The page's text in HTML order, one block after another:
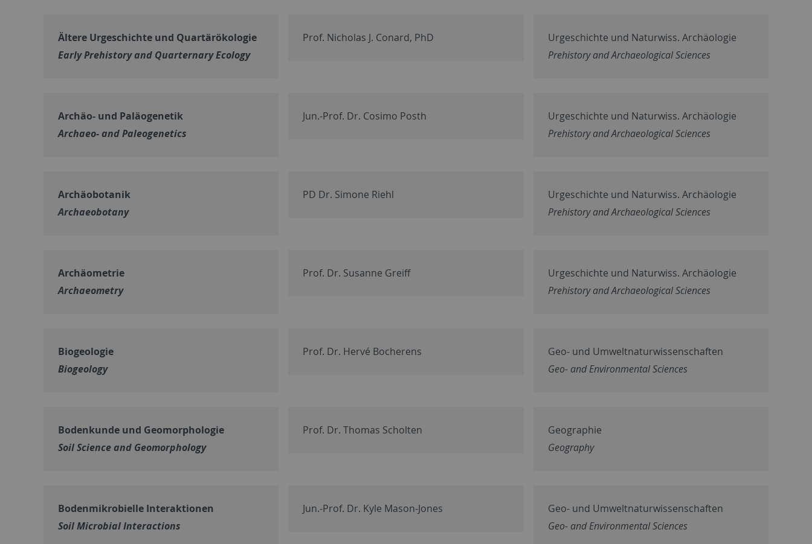
Ältere Urgeschichte und Quartärökologie
Early Prehistory and Quarternary Ecology
Prof. Nicholas J. Conard, PhD
Urgeschichte und Naturwiss. Archäologie
Prehistory and Archaeological Sciences
Archäo- und Paläogenetik
Archaeo- and Paleogenetics
Jun.-Prof. Dr. Cosimo Posth
Urgeschichte und Naturwiss. Archäologie
Prehistory and Archaeological Sciences
Archäobotanik
Archaeobotany
PD Dr. Simone Riehl
Urgeschichte und Naturwiss. Archäologie
Prehistory and Archaeological Sciences
Archäometrie
Archaeometry
Prof. Dr. Susanne Greiff
Urgeschichte und Naturwiss. Archäologie
Prehistory and Archaeological Sciences
Biogeologie
Biogeology
Prof. Dr. Hervé Bocherens
Geo- und Umweltnaturwissenschaften
Geo- and Environmental Sciences
Bodenkunde und Geomorphologie
Soil Science and Geomorphology
Prof. Dr. Thomas Scholten
Geographie
Geography
Bodenmikrobielle Interaktionen
Soil Microbial Interactions
Jun.-Prof. Dr. Kyle Mason-Jones
Geo- und Umweltnaturwissenschaften
Geo- and Environmental Sciences